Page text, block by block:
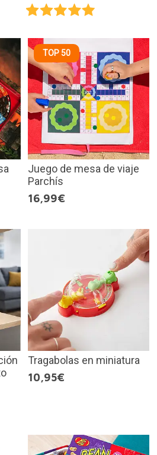
TOP 50
Juego de mesa de viaje
Parchís
16,99€
Tragabolas en miniatura
10,95€